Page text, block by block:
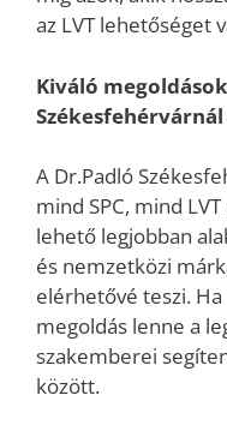
az LVT lehetőséget
Kiváló
Székesfehérvárnál
A Dr.Padló
mind SPC, mind
lehető legjobban
és nemzetközi
elérhetővé teszi.
megoldás lenne a
szakemberei
között.